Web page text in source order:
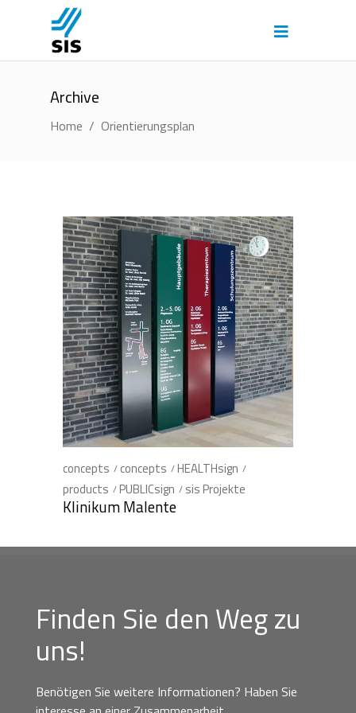
Archive
Home / Orientierungsplan
concepts concepts
HEALTHsign
products
PUBLICsign sis Projekte
Klinikum Malente
Finden Sie den Weg zu
uns!
Benötigen Sie weitere Informationen? Haben Sie